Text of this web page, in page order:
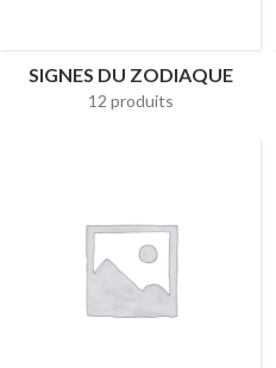
SIGNES DU ZODIAQUE
12 produits